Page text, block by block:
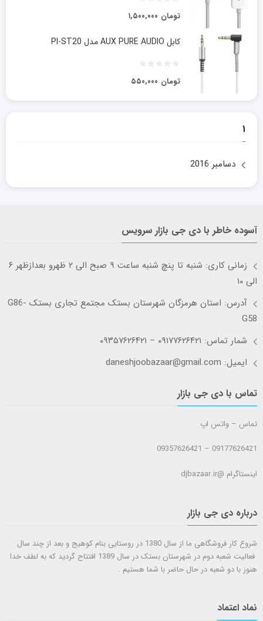
۱,۵۰۰,۰۰۰ تومان
کابل AUX PURE AUDIO مدل PI-ST20
۵۵۰,۰۰۰ تومان
۱
دسامبر 2016
آسوده خاطر با دی جی بازار سرویس
زمانی کاری: شنبه تا پنچ شنبه ساعت ۹ صبح الی ۲ ظهرو بعدازظهر ۶
الی ۱۰
آدرس: استان هرمزگان شهرستان بستک مجتمع تجاری بستک G86-
G58
شمار تماس: ۰۹۱۷۷۶۲۶۴۲۱ – ۰۹۳۵۷۶۲۶۴۲۱
ایمیل: daneshjoobazaar@gmail.com
تماس با دی جی بازار
تماس – واتس اپ
09177626421 – 09357626421
اینستاگرام @djbazaar.ir
درباره دی جی بازار
شروع کار فروشگاهی ما از سال 1380 در روستایی بنام کوهیج و بعد از چند سال
فعالیت شعبه دوم در شهرستان بستک در سال 1389 افتتاح گردید که به لطف خدا
هنوز با دو شعبه در حال حاضر با شما هستيم .
نماد اعتماد